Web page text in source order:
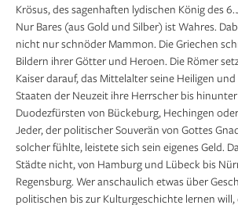
Krösus, des sagenhaften lydischen König des 6.
Nur Bares (aus Gold und Silber) ist Wahres.
nicht nur schnöder Mammon. Die Griechen
Bildern ihrer Götter und Heroen. Die Römer
Kaiser darauf, das Mittelalter seine Heiligen
Staaten der Neuzeit ihre Herrscher bis
Duodezfürsten von Bücke­burg, Hechingen
Jeder, der poli­tischer Souverän von Gottes
solcher fühlte, leistete sich sein eigenes Geld.
Städte nicht, von Hamburg und Lübeck bis
Regensburg. Wer anschaulich etwas über
politischen bis zur Kulturgeschichte lernen will,